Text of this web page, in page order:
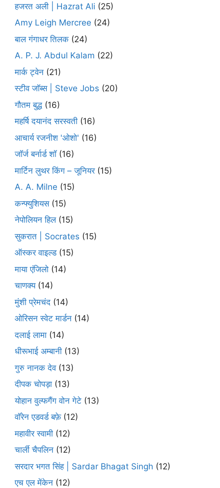
हजरत अली | Hazrat Ali (25)
Amy Leigh Mercree (24)
बाल गंगाधर तिलक (24)
A. P. J. Abdul Kalam (22)
मार्क ट्वेन (21)
स्टीव जॉब्स | Steve Jobs (20)
गौतम बुद्ध (16)
महर्षि दयानंद सरस्वती (16)
आचार्य रजनीश 'ओशो' (16)
जॉर्ज बर्नार्ड शॉ(16)
मार्टिन लुथर किंग – जूनियर(15)
A. A. Milne (15)
कन्फ्युशियस(15)
नेपोलियन हिल(15)
सुकरात | Socrates (15)
ऑस्कर वाइल्ड(15)
माया एंजिलो (14)
चाणक्य(14)
मुंशी प्रेमचंद (14)
ओरिसन स्‍वेट मार्डन (14)
दलाई लामा (14)
धीरूभाई अम्बानी (13)
गुरु नानक देव(13)
दीपक चोपड़ा (13)
योहान वुल्फगैंग वोन गेटे (13)
वॉरेन एडवर्ड बफ़े(12)
महावीर स्वामी (12)
चार्ली चैपलिन (12)
सरदार भगत सिंह | Sardar Bhagat Singh (12)
एच एल मेंकेन (12)